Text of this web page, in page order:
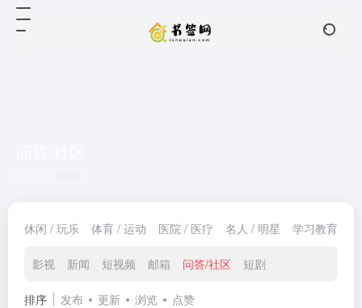
休闲 / 玩乐 体育 / 运动 医院 / 医疗 名人 / 明星 学习教育
影视 新闻 短视频 邮箱 问答/社区 短剧
排序 发布 更新 浏览 点赞